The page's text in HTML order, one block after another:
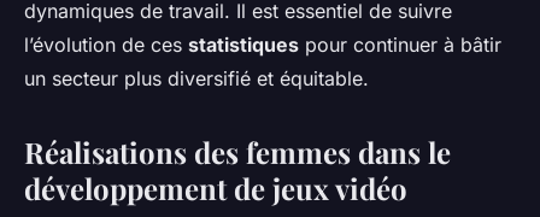
dynamiques de travail. Il est essentiel de suivre
l’évolution de ces statistiques pour continuer à bâtir
un secteur plus diversifié et équitable.
Réalisations des femmes dans le
développement de jeux vidéo